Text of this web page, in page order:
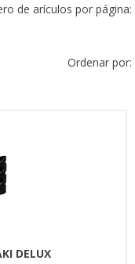
de arículos por página:
Ordenar por:
DELUX